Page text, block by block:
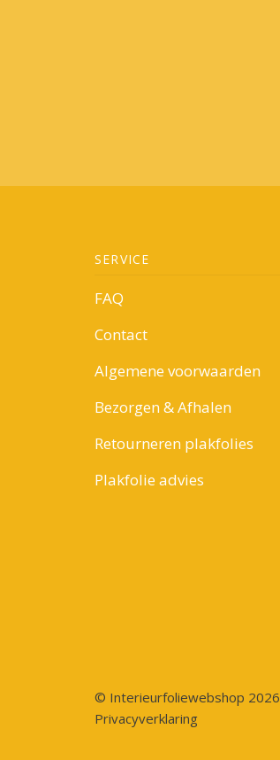
SERVICE
FAQ
Contact
Algemene voorwaarden
Bezorgen & Afhalen
Retourneren plakfolies
Plakfolie advies
© Interieurfoliewebshop 2026
Privacyverklaring